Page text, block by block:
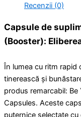
Recenzii (0)
Capsule de
(Booster):
În lumea cu ritm rapid
tinerească și
produs remarcabil:
Capsules. Aceste
puternice selectate